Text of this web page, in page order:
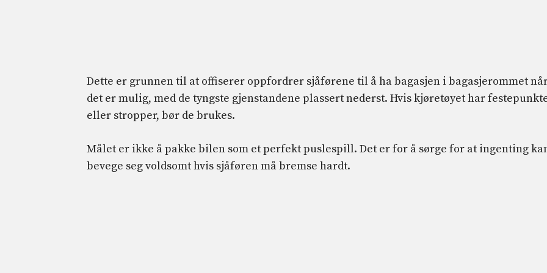
Dette er grunnen til at offiserer oppfordrer sjåførene til å ha bagasjen i bagasjerommet
det er mulig, med de tyngste gjenstandene plassert nederst. Hvis kjøretøyet har
eller stropper, bør de brukes.
Målet er ikke å pakke bilen som et perfekt puslespill. Det er for å sørge for at ingenting
bevege seg voldsomt hvis sjåføren må bremse hardt.